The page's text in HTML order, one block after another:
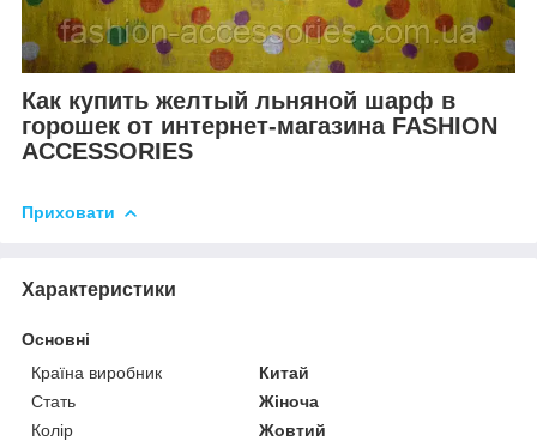
Как купить желтый льняной шарф в
горошек от интернет-магазина FASHION
ACCESSORIES
Приховати
Характеристики
Основні
Країна виробник
Китай
Стать
Жіноча
Колір
Жовтий